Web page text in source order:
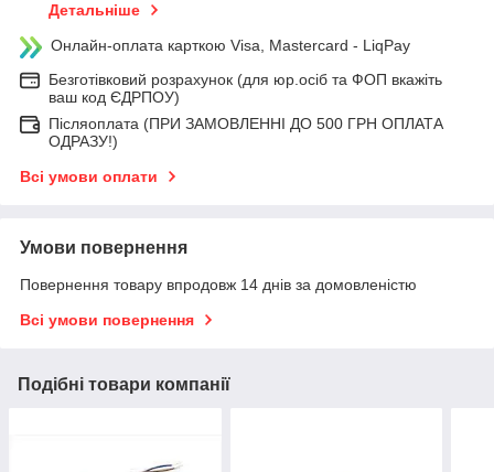
Детальніше
Онлайн-оплата карткою Visa, Mastercard - LiqPay
Безготівковий розрахунок (для юр.осіб та ФОП вкажіть
ваш код ЄДРПОУ)
Післяоплата (ПРИ ЗАМОВЛЕННІ ДО 500 ГРН ОПЛАТА
ОДРАЗУ!)
Всі умови оплати
Умови повернення
Повернення товару впродовж 14 днів за домовленістю
Всі умови повернення
Подібні товари компанії